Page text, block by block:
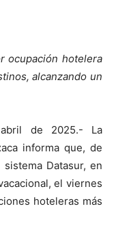
ocupación hotelera
alcanzando un
de 2025.- La
informa que, de
Datasur, en
el viernes
hoteleras más